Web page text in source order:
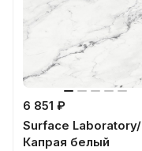
6 851 ₽
Surface Laboratory/
Капрая белый